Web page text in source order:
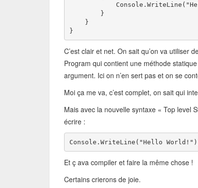
}
}
}
C’est clair et net. On sait qu’on va utiliser
Program qui contient une méthode
argument. Ici on n’en sert pas et on se
Moi ça me va, c’est complet, on sait qui
Mais avec la nouvelle syntaxe « Top level
écrire :
Console.WriteLine("Hello
Et ç ava compiler et faire la même chose !
Certains crierons de joie.